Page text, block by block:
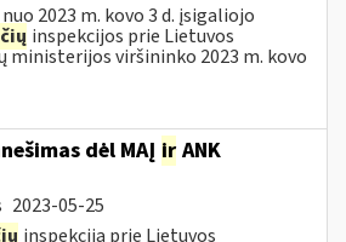
2023 m. kovo 3 d. įsigaliojo
inspekcijos prie Lietuvos
ministerijos viršininko 2023 m. kovo
dėl MAĮ ir ANK
2023-05-25
inspekcija prie Lietuvos